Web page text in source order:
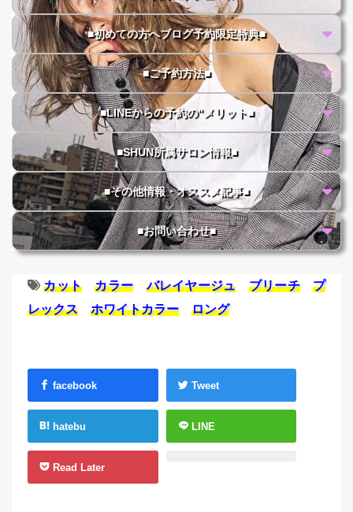
■初めての方へブログ予約限定特典■
■ご予約方法■
■LINEからの予約の"メリット■
■SHUN所属サロン情報■
■その他情報・オススメ記事■
■お問い合わせ■
カット カラー バレイヤージュ ブリーチ
プ
レックス
ホワイトカラー ロング
facebook Tweet
hatebu LINE
Read Later